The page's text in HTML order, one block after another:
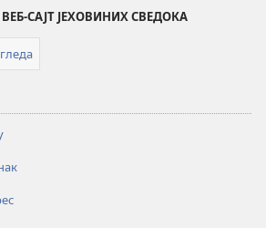
САЈТ ЈЕХОВИНИХ СВЕДОКА